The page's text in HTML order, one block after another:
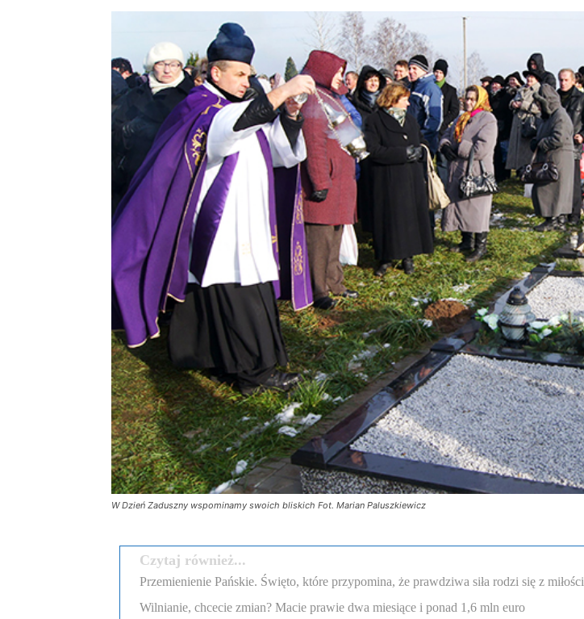
W Dzień Zaduszny wspominamy swoich bliskich Fot. Marian Paluszkiewicz
Czytaj również...
Przemienienie Pańskie. Święto, które przypomina, że prawdziwa siła rodzi się z miłości
Wilnianie, chcecie zmian? Macie prawie dwa miesiące i ponad 1,6 mln euro